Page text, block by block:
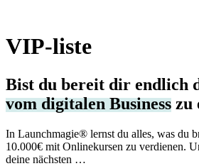
VIP-liste
Bist du bereit dir endlich
vom digitalen Business zu
In Launchmagie® lernst du alles, was du
10.000€ mit Onlinekursen zu verdienen.
deine nächsten …